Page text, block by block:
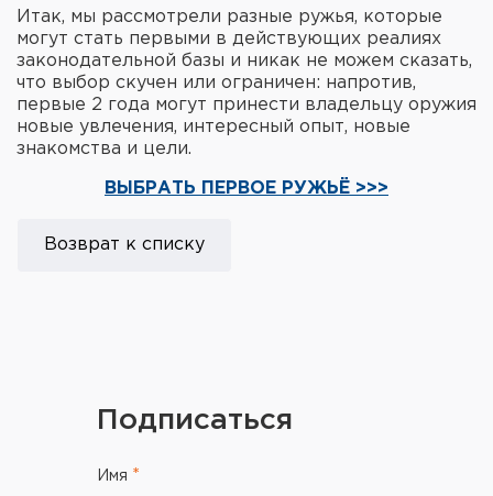
Итак, мы рассмотрели разные ружья, которые
могут стать первыми в действующих реалиях
законодательной базы и никак не можем сказать,
что выбор скучен или ограничен: напротив,
первые 2 года могут принести владельцу оружия
новые увлечения, интересный опыт, новые
знакомства и цели.
ВЫБРАТЬ ПЕРВОЕ РУЖЬЁ >>>
Возврат к списку
Подписаться
Имя